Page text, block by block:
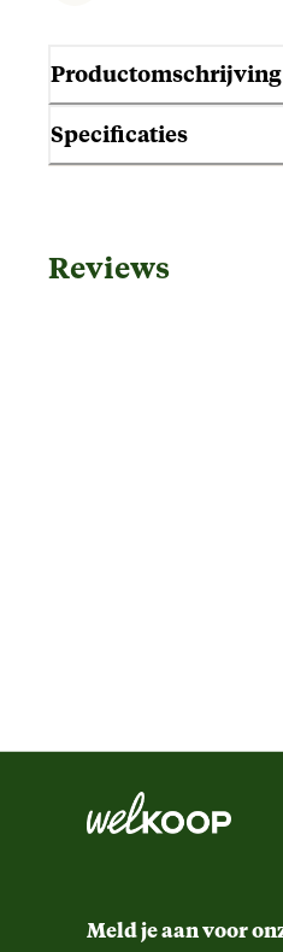
Productomschrijving
Specificaties
Geschikt voor leeftijdsfase
Reviews
Meld je aan voor